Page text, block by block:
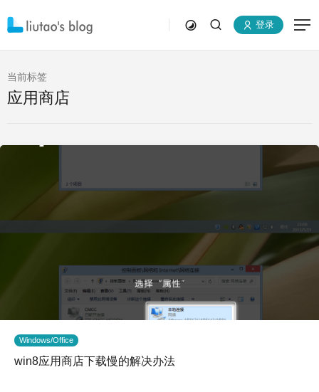
登录
当前标签
应用商店
Windows/Office
win8应用商店下载慢的解决办法